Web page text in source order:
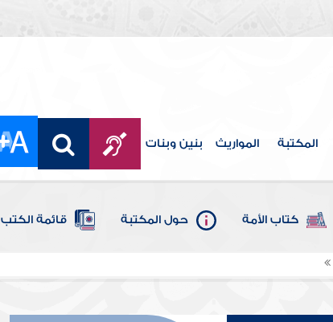
المكتبة المواريث بنين وبنات
كتاب الأمة حول المكتبة قائمة الكتب